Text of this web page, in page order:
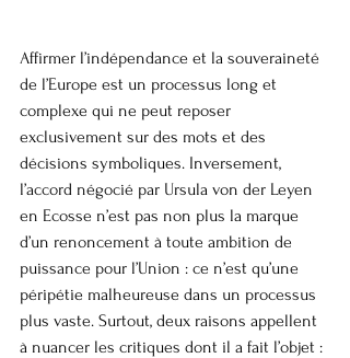
Affirmer l’indépendance et la souveraineté
de l’Europe est un processus long et
complexe qui ne peut reposer
exclusivement sur des mots et des
décisions symboliques. Inversement,
l’accord négocié par Ursula von der Leyen
en Ecosse n’est pas non plus la marque
d’un renoncement à toute ambition de
puissance pour l’Union : ce n’est qu’une
péripétie malheureuse dans un processus
plus vaste. Surtout, deux raisons appellent
à nuancer les critiques dont il a fait l’objet :